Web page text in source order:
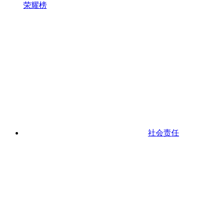
荣耀榜
社会责任